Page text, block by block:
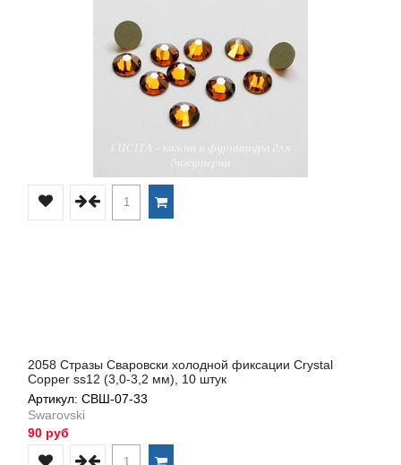
2058 Стразы Сваровски холодной фиксации Crystal
Copper ss12 (3,0-3,2 мм), 10 штук
Артикул: СВШ-07-33
Swarovski
90 руб